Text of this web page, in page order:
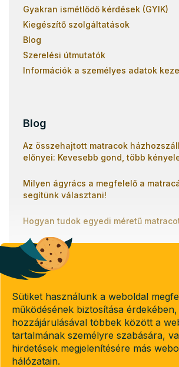
Sütiket használunk a weboldal
működésének biztosítása
hozzájárulásával többek között a
tartalmának személyre szabására,
hirdetések megjelenítésére más
hálózatain.
Gyakran ismétlődő kérdések (GYIK)
Kiegészítő szolgáltatások
Blog
Szerelési útmutatók
Információk a személyes adatok
Blog
Az összehajtott matracok
előnyei: Kevesebb gond, több
Milyen ágyrács a megfelelő a
segítünk választani!
Hogyan tudok egyedi méretű
Copyright 2026
Emeletes-agyak.hu
. Minden jog fenntartva.
Süti beállítások szerkesztése